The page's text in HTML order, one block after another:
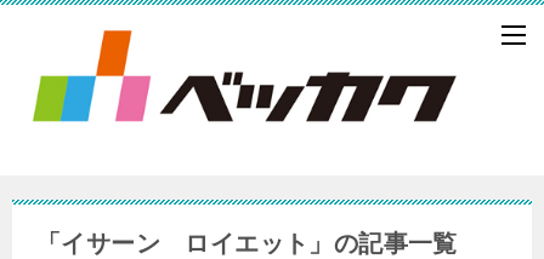
「イサーン ロイエット」の記事一覧